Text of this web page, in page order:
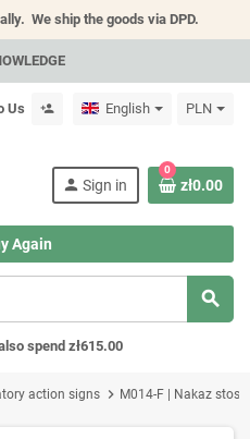
We ship the goods via DPD.
Us person_add English PLN
search
person Sign in
Again
0
zł0.00
spend zł615.00
action signs chevron_right M014-F | Nakaz